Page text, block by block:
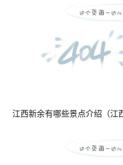
江西新余有哪些景点介绍（江